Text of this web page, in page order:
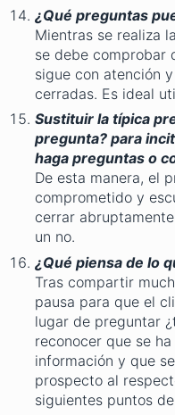
¿Qué preguntas
Mientras se realiza
se debe comprobar
sigue con atención
cerradas. Es ideal
Sustituir la típica
pregunta? para
haga preguntas o
De esta manera, el
comprometido y
cerrar
un no.
¿Qué piensa de lo
Tras compartir
pausa para que el
lugar de preguntar
reconocer que se
información y que
prospecto al
siguientes puntos